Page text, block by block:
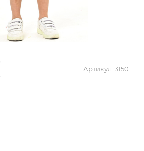
Артикул: 3150